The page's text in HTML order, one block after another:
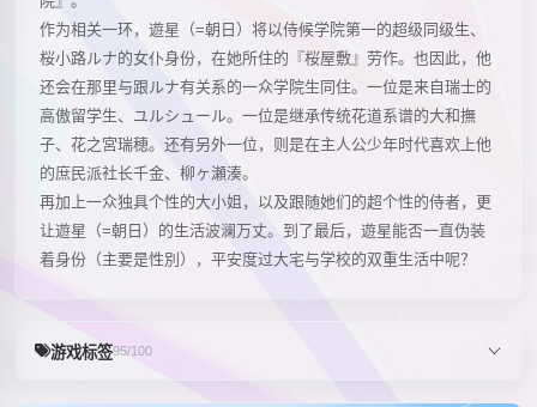
作为相关一环，遊星（=朝日）将以侍候学院第一的超级同级生、
桜小路ルナ的女仆身份，在她所住的『桜屋敷』劳作。也因此，他
还会在那里与跟ルナ有关系的一众学院生同住。一位是来自瑞士的
高傲留学生、ユルシュール。一位是继承传统花道系谱的大和撫
子、花之宮瑞穂。还有另外一位，则是在主人公少年时代喜欢上他
的庶民派社长千金、柳ヶ瀬湊。
再加上一众独具个性的大小姐，以及跟随她们的超个性的侍者，更
让遊星（=朝日）的生活波澜万丈。到了最后，遊星能否一直伪装
着身份（主要是性別），平安度过大宅与学校的双重生活中呢？
游戏标签95/100